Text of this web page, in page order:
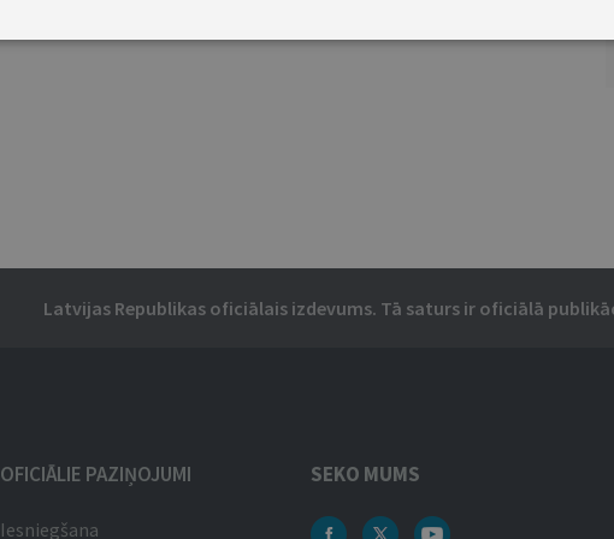
Latvijas Republikas oficiālais izdevums. Tā saturs ir oficiālā
OFICIĀLIE PAZIŅOJUMI
Iesniegšana
SEKO MUMS